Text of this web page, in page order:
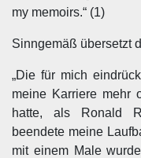
my memoirs.“ (1)
Sinngemäß übersetzt
„Die für mich
meine Karriere mehr
hatte, als Ronald
beendete meine
mit einem Male